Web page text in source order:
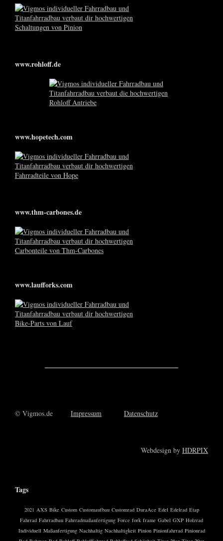
www.rohloff.de
www.hopetech.com
www.thm-carbones.de
www.laufforks.com
© Vigmos.de Impressum Datenschutz
Webdesign by HDRPIX
Tags
2021 AXS Bike Custom Customaufbau Customrad DuraAce Edel Edelrad Etap
Fahrrad Fahrradbau Fahrradmaßanfertigung Force fork frame Gabel GXP Holzrad
Individuell Maßanfertigung Nachhaltig Nachhaltigkeit Pinion Pinionfahrrad Pinionrad